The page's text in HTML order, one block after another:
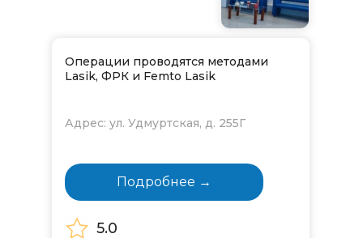
Операции проводятся методами
Lasik, ФРК и Femto Lasik
Подробнее →
Адрес: ул. Удмуртская, д. 255Г
5.0